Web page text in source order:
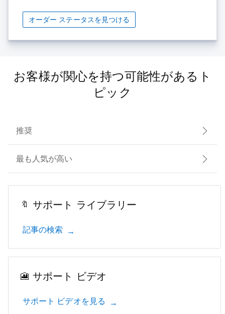
オーダー ステータスを見つける
お客様が関心を持つ可能性があるト
ピック
サポート ライブラリー
記事の検索
サポート ビデオ
サポート ビデオを見る
推奨
最も人気が高い